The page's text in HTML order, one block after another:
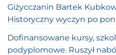
Giżycczanin Bartek
Historyczny wyczyn po
Dofinansowane kursy,
podyplomowe. Ruszył